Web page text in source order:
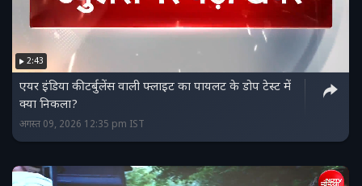
2:43
एयर इंडिया की टर्बुलेंस वाली फ्लाइट का पायलट के डोप टेस्ट में
क्या निकला?
अगस्त 09, 2026 12:35 pm IST